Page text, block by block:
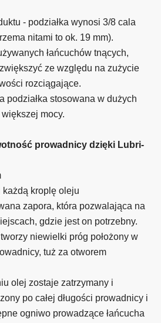
- podziałka wynosi 3/8 cala
nitami to ok. 19 mm).
łańcuchów tnących,
ze względu na zużycie
rozciągające.
podziałka stosowana w dużych
mocy.
prowadnicy dzięki Lubri-
każdą kroplę oleju
zapora, która pozwalająca na
gdzie jest on potrzebny.
niewielki próg położony w
tuż za otworem
olej zostaje zatrzymany i
po całej długości prowadnicy i
ogniwo prowadzące łańcucha